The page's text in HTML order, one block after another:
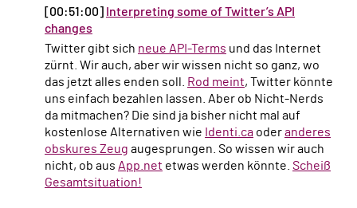
[00:51:00]
Interpreting some of Twitter’s API
changes
Twitter gibt sich neue API-Terms und das Internet
zürnt. Wir auch, aber wir wissen nicht so ganz, wo
das jetzt alles enden soll. Rod meint, Twitter könnte
uns einfach bezahlen lassen. Aber ob Nicht-Nerds
da mitmachen? Die sind ja bisher nicht mal auf
kostenlose Alternativen wie Identi.ca oderanderes
obskures Zeug augesprungen. So wissen wir auch
nicht, ob aus App.net etwas werden könnte. Scheiß
Gesamtsituation!